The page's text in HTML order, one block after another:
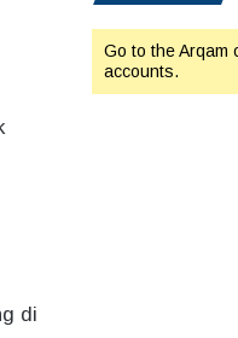
di
Go to the Arqam
accounts.